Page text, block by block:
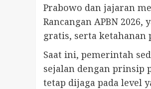
Prabowo dan jajaran
Rancangan APBN
gratis, serta ketahanan
Saat ini, pemerintah
sejalan dengan prinsip
tetap dijaga pada level